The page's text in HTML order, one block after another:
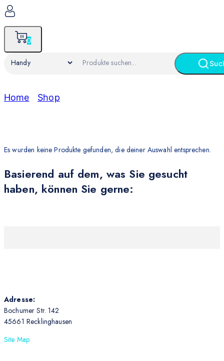
0
Home Shop
Es wurden keine Produkte gefunden, die deiner Auswahl entsprechen.
Basierend auf dem, was Sie gesucht
haben, können Sie gerne:
Adresse:
Bochumer Str. 142
45661 Recklinghausen
Site Map